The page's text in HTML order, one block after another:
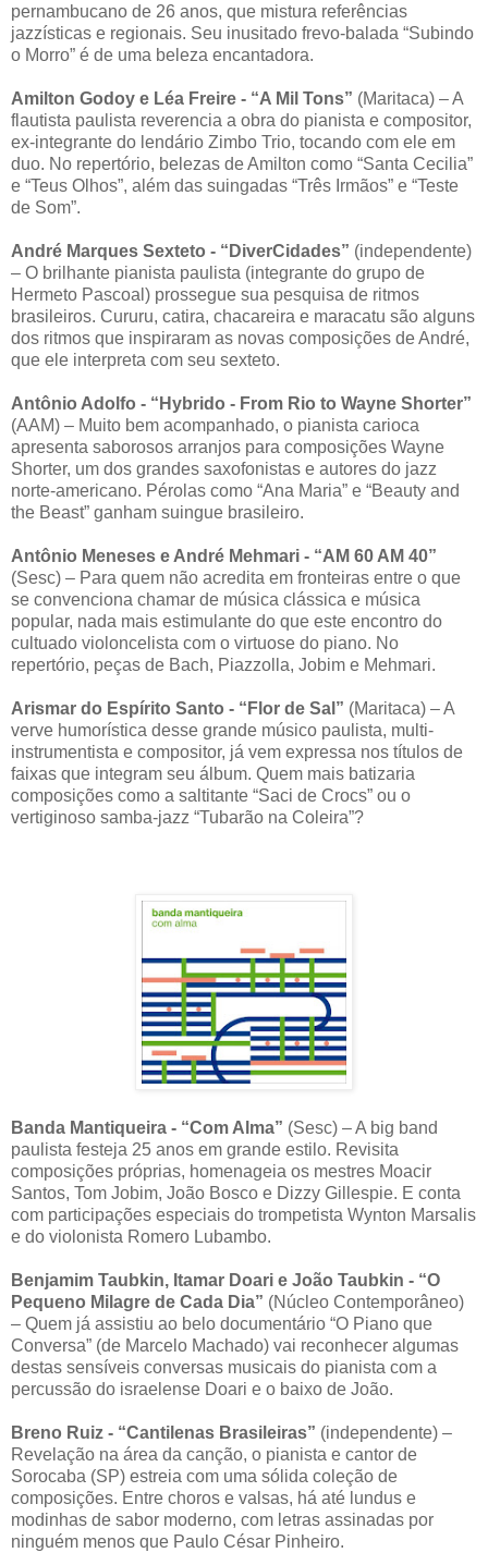
pernambucano de 26 anos, que mistura referências
jazzísticas e regionais. Seu inusitado frevo-balada “Subindo
o Morro” é de uma beleza encantadora.
Amilton Godoy e Léa Freire - “A Mil Tons” (Maritaca) – A
flautista paulista reverencia a obra do pianista e compositor,
ex-integrante do lendário Zimbo Trio, tocando com ele em
duo. No repertório, belezas de Amilton como “Santa Cecilia”
e “Teus Olhos”, além das suingadas “Três Irmãos” e “Teste
de Som”.
André Marques Sexteto - “DiverCidades” (independente)
– O brilhante pianista paulista (integrante do grupo de
Hermeto Pascoal) prossegue sua pesquisa de ritmos
brasileiros. Cururu, catira, chacareira e maracatu são alguns
dos ritmos que inspiraram as novas composições de André,
que ele interpreta com seu sexteto.
Antônio Adolfo - “Hybrido - From Rio to Wayne Shorter”
(AAM) – Muito bem acompanhado, o pianista carioca
apresenta saborosos arranjos para composições Wayne
Shorter, um dos grandes saxofonistas e autores do jazz
norte-americano. Pérolas como “Ana Maria” e “Beauty and
the Beast” ganham suingue brasileiro.
Antônio Meneses e André Mehmari - “AM 60 AM 40”
(Sesc) – Para quem não acredita em fronteiras entre o que
se convenciona chamar de música clássica e música
popular, nada mais estimulante do que este encontro do
cultuado violoncelista com o virtuose do piano. No
repertório, peças de Bach, Piazzolla, Jobim e Mehmari.
Arismar do Espírito Santo - “Flor de Sal” (Maritaca) – A
verve humorística desse grande músico paulista, multi-
instrumentista e compositor, já vem expressa nos títulos de
faixas que integram seu álbum. Quem mais batizaria
composições como a saltitante “Saci de Crocs” ou o
vertiginoso samba-jazz “Tubarão na Coleira”?
Banda Mantiqueira - “Com Alma” (Sesc) – A big band
paulista festeja 25 anos em grande estilo. Revisita
composições próprias, homenageia os mestres Moacir
Santos, Tom Jobim, João Bosco e Dizzy Gillespie. E conta
com participações especiais do trompetista Wynton Marsalis
e do violonista Romero Lubambo.
Benjamim Taubkin, Itamar Doari e João Taubkin - “O
Pequeno Milagre de Cada Dia” (Núcleo Contemporâneo)
– Quem já assistiu ao belo documentário “O Piano que
Conversa” (de Marcelo Machado) vai reconhecer algumas
destas sensíveis conversas musicais do pianista com a
percussão do israelense Doari e o baixo de João.
Breno Ruiz - “Cantilenas Brasileiras” (independente) –
Revelação na área da canção, o pianista e cantor de
Sorocaba (SP) estreia com uma sólida coleção de
composições. Entre choros e valsas, há até lundus e
modinhas de sabor moderno, com letras assinadas por
ninguém menos que Paulo César Pinheiro.